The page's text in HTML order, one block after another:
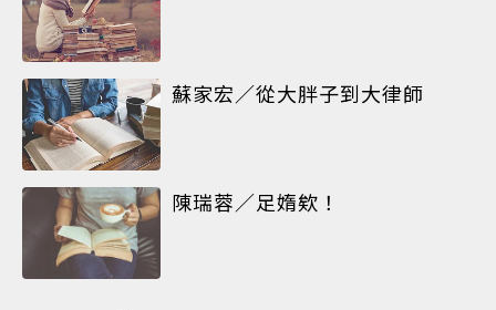
蘇家宏／從大胖子到大律師
陳瑞蓉／足媠欸！